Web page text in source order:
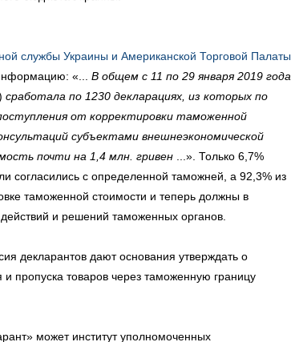
службы Украины и Американской Торговой Палаты
«... В общем с 11 по 29 января 2019 года
сработала по 1230 декларациях, из которых по
от корректировки таможенной
субъектами внешнеэкономической
почти на 1,4 млн. гривен ...». Только 6,7%
согласились с определенной таможней, а 92,3% из
таможенной стоимости и теперь должны в
и решений таможенных органов.
декларантов дают основания утверждать о
пропуска товаров через таможенную границу
может институт уполномоченных